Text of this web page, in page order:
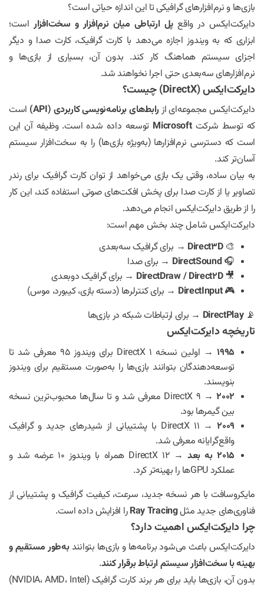
بازی‌ها و نرم‌افزارهای گرافیکی تا این اندازه حیاتی است؟
دایرکت‌ایکس در واقع پل ارتباطی میان نرم‌افزار و سخت‌افزاراست؛
ابزاری که به ویندوز اجازه می‌دهد با کارت گرافیک، کارت صدا و دیگر
اجزای سیستم هماهنگ کار کند. بدون آن، بسیاری از بازی‌ها و
نرم‌افزارهای سه‌بعدی حتی اجرا نخواهند شد.
دایرکت‌ایکس (DirectX) چیست؟
دایرکت‌ایکس مجموعه‌ای ازرابط‌های برنامه‌نویسی کاربردی (API)
است
که توسط شرکتMicrosoft توسعه داده شده است. وظیفه آن این
است که دسترسی نرم‌افزارها (به‌ویژه بازی‌ها) را به سخت‌افزار سیستم
آسان‌تر کند.
به بیان ساده، وقتی یک بازی می‌خواهد از توان کارت گرافیک برای رندر
تصاویر یا از کارت صدا برای پخش افکت‌های صوتی استفاده کند، این کار
را از طریق دایرکت‌ایکس انجام می‌دهد.
دایرکت‌ایکس شامل چند بخش مهم است:
🎨
Direct3D → برای گرافیک سه‌بعدی
🎧
DirectSound → برای صدا
🎥
DirectDraw / Direct2D → برای گرافیک دوبعدی
🎮
DirectInput → برای کنترلرها (دسته بازی، کیبورد، موس)
📡
DirectPlay → برای ارتباطات شبکه در بازی‌ها
تاریخچه دایرکت‌ایکس
۱۹۹۵
→ اولین نسخه DirectX 1 برای ویندوز ۹۵ معرفی شد تا
توسعه‌دهندگان بتوانند بازی‌ها را به‌صورت مستقیم برای ویندوز
بنویسند.
۲۰۰۲
→ DirectX 9 معرفی شد و تا سال‌ها محبوب‌ترین نسخه
بین گیمرها بود.
۲۰۰۹
→ DirectX 11 با پشتیبانی از شیدرهای جدید و گرافیک
واقع‌گرایانه معرفی شد.
۲۰۱۵ به بعد
→ DirectX 12 همراه با ویندوز ۱۰ عرضه شد و
عملکرد GPUها را بهینه‌تر کرد.
مایکروسافت با هر نسخه جدید، سرعت، کیفیت گرافیک و پشتیبانی از
فناوری‌های جدید مثلRay Tracingرا افزایش داده است.
چرا دایرکت‌ایکس اهمیت دارد؟
دایرکت‌ایکس باعث می‌شود برنامه‌ها و بازی‌ها بتوانندبه‌طور مستقیم و
بهینه با سخت‌افزار سیستم ارتباط برقرار کنند.
بدون آن، بازی‌ها باید برای هر برند کارت گرافیک (NVIDIA، AMD، Intel)